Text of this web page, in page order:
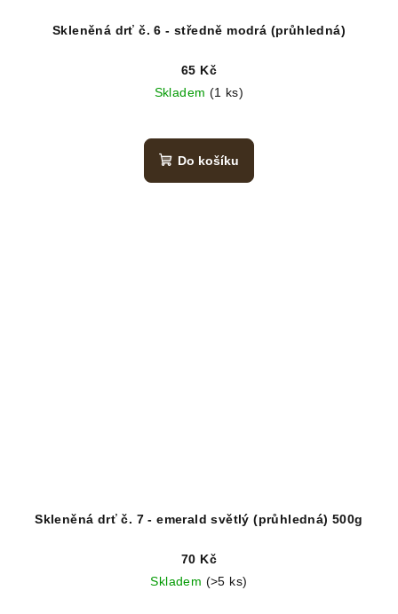
Skleněná drť č. 6 - středně modrá (průhledná)
65 Kč
Skladem (1 ks)
Do košíku
Skleněná drť č. 7 - emerald světlý (průhledná) 500g
70 Kč
Skladem (>5 ks)